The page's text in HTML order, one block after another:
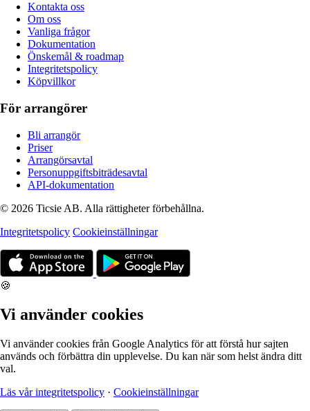
Kontakta oss
Om oss
Vanliga frågor
Dokumentation
Önskemål & roadmap
Integritetspolicy
Köpvillkor
För arrangörer
Bli arrangör
Priser
Arrangörsavtal
Personuppgiftsbiträdesavtal
API-dokumentation
© 2026 Ticsie AB. Alla rättigheter förbehållna.
Integritetspolicy Cookieinställningar
🍪
Vi använder cookies
Vi använder cookies från Google Analytics för att förstå hur sajten
används och förbättra din upplevelse. Du kan när som helst ändra ditt
val.
Läs vår integritetspolicy · Cookieinställningar